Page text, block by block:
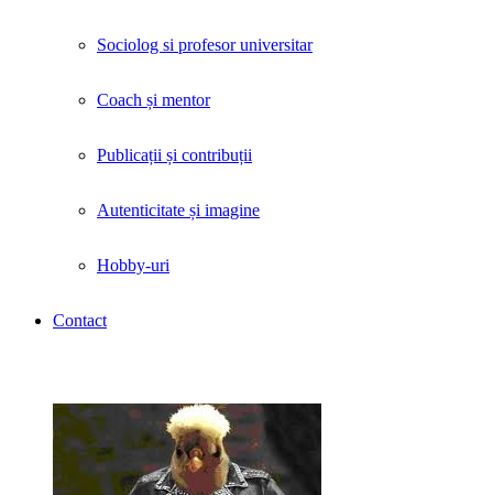
Sociolog si profesor universitar
Coach și mentor
Publicații și contribuții
Autenticitate și imagine
Hobby-uri
Contact